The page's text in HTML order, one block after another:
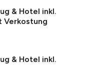
& Hotel inkl.
Verkostung
& Hotel inkl.